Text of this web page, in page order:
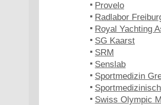
Provelo
Radlabor
Royal Yachting
SG Kaarst
SRM
Senslab
Sportmedizin
Swiss Olympic